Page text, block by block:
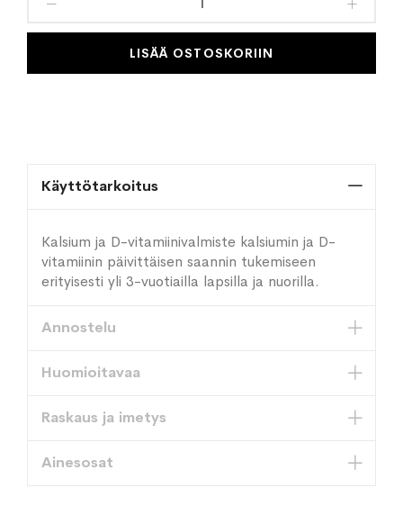
LISÄÄ OSTOSKORIIN
Käyttötarkoitus
Kalsium ja D-vitamiinivalmiste kalsiumin ja D-
vitamiinin päivittäisen saannin tukemiseen
erityisesti yli 3-vuotiailla lapsilla ja nuorilla.
Annostelu
Huomioitavaa
Raskaus ja imetys
Ainesosat